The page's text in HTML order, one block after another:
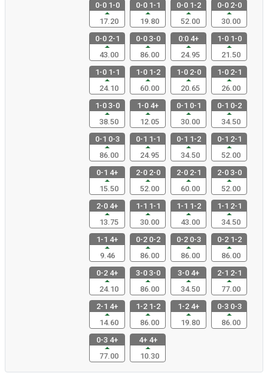
0-0 1-0
17.20
0-0 1-1
19.80
0-0 1-2
52.00
0-0 2-0
30.00
0-0 2-1
43.00
0-0 3-0
86.00
0:0 4+
24.95
1-0 1-0
21.50
1-0 1-1
24.10
1-0 1-2
60.00
1-0 2-0
20.65
1-0 2-1
26.00
1-0 3-0
38.50
1-0 4+
12.05
0-1 0-1
30.00
0-1 0-2
34.50
0-1 0-3
86.00
0-1 1-1
24.95
0-1 1-2
34.50
0-1 2-1
52.00
0-1 4+
15.50
2-0 2-0
52.00
2-0 2-1
60.00
2-0 3-0
52.00
2-0 4+
13.75
1-1 1-1
30.00
1-1 1-2
43.00
1-1 2-1
34.50
1-1 4+
9.46
0-2 0-2
86.00
0-2 0-3
86.00
0-2 1-2
86.00
0-2 4+
24.10
3-0 3-0
86.00
3-0 4+
34.50
2-1 2-1
77.00
2-1 4+
14.60
1-2 1-2
86.00
1-2 4+
19.80
0-3 0-3
86.00
0-3 4+
77.00
4+ 4+
10.30